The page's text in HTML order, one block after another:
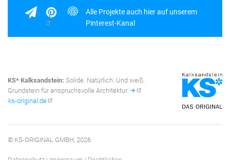
Alle Projekte auch hier auf unserem
Pinterest-Kanal
KS* Kalksandstein: Solide. Natürlich. Und weiß.
Grundstein für anspruchsvolle Architektur.
ks-original.de
© KS-ORIGINAL GMBH, 2026